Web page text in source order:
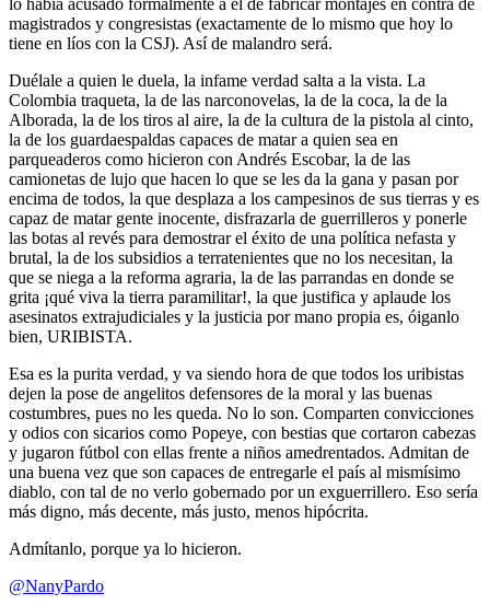
magistrados y congresistas (exactamente de lo mismo que hoy lo
tiene en líos con la CSJ). Así de malandro será.
Duélale a quien le duela, la infame verdad salta a la vista. La
Colombia traqueta, la de las narconovelas, la de la coca, la de la
Alborada, la de los tiros al aire, la de la cultura de la pistola al cinto,
la de los guardaespaldas capaces de matar a quien sea en
parqueaderos como hicieron con Andrés Escobar, la de las
camionetas de lujo que hacen lo que se les da la gana y pasan por
encima de todos, la que desplaza a los campesinos de sus tierras y es
capaz de matar gente inocente, disfrazarla de guerrilleros y ponerle
las botas al revés para demostrar el éxito de una política nefasta y
brutal, la de los subsidios a terratenientes que no los necesitan, la
que se niega a la reforma agraria, la de las parrandas en donde se
grita ¡qué viva la tierra paramilitar!, la que justifica y aplaude los
asesinatos extrajudiciales y la justicia por mano propia es, óiganlo
bien, URIBISTA.
Esa es la purita verdad, y va siendo hora de que todos los uribistas
dejen la pose de angelitos defensores de la moral y las buenas
costumbres, pues no les queda. No lo son. Comparten convicciones
y odios con sicarios como Popeye, con bestias que cortaron cabezas
y jugaron fútbol con ellas frente a niños amedrentados. Admitan de
una buena vez que son capaces de entregarle el país al mismísimo
diablo, con tal de no verlo gobernado por un exguerrillero. Eso sería
más digno, más decente, más justo, menos hipócrita.
Admítanlo, porque ya lo hicieron.
@NanyPardo